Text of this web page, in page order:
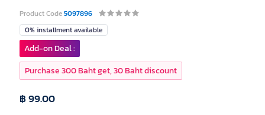
Product Code5097896
0% installment available
฿ 99.00
Add-on Deal :
Purchase 300 Baht get, 30 Baht discount